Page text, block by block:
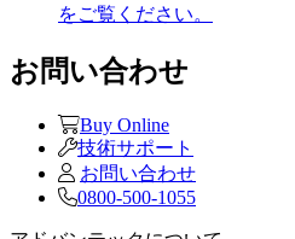
をご覧ください。
お問い合わせ
Buy Online
技術サポート
お問い合わせ
0800-500-1055